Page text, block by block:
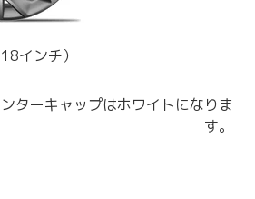
インチ）
ターキャップはホワイトになりま
す。